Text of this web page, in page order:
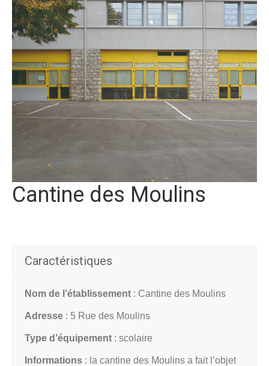
Cantine des Moulins
Caractéristiques
Nom de l’établissement : Cantine des Moulins
Adresse : 5 Rue des Moulins
Type d’équipement : scolaire
Informations : l a cantine des Moulins a fait l’objet